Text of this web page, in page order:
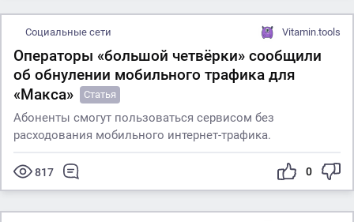
Социальные сети Vitamin.tools
Операторы «большой четвёрки» сообщили
об обнулении мобильного трафика для
«Макса»
Статья
Абоненты смогут пользоваться сервисом без
расходования мобильного интернет-трафика.
817 0